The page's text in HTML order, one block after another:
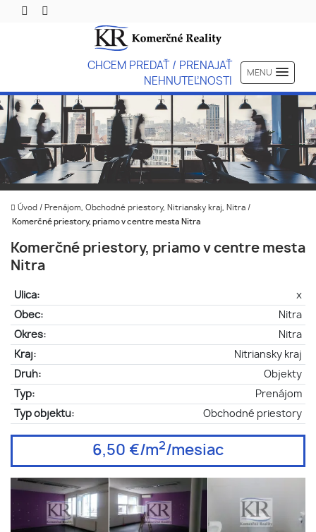
CHCEM PREDAŤ / PRENAJAŤ
NEHNUTEĽNOSTI
MENU
Úvod / Prenájom, Obchodné priestory, Nitriansky kraj, Nitra /
Komerčné priestory, priamo v centre mesta Nitra
Komerčné priestory, priamo v centre mesta
Nitra
Ulica:
x
Obec:
Nitra
Okres:
Nitra
Kraj:
Nitriansky kraj
Druh:
Objekty
Typ:
Prenájom
Typ objektu:
Obchodné priestory
6,50 €/m2/mesiac